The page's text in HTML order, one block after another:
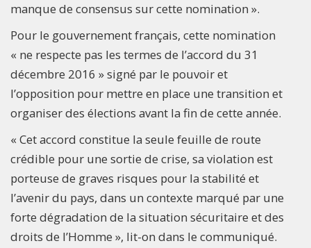
manque de consensus sur cette nomination ».
Pour le gouvernement français, cette nomination
« ne respecte pas les termes de l’accord du 31
décembre 2016 » signé par le pouvoir et
l’opposition pour mettre en place une transition et
organiser des élections avant la fin de cette année.
« Cet accord constitue la seule feuille de route
crédible pour une sortie de crise, sa violation est
porteuse de graves risques pour la stabilité et
l’avenir du pays, dans un contexte marqué par une
forte dégradation de la situation sécuritaire et des
droits de l’Homme », lit-on dans le communiqué.